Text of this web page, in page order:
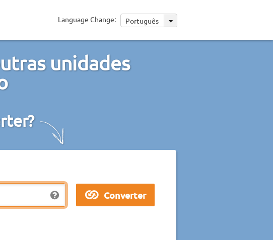
Language Change: Português
unidades